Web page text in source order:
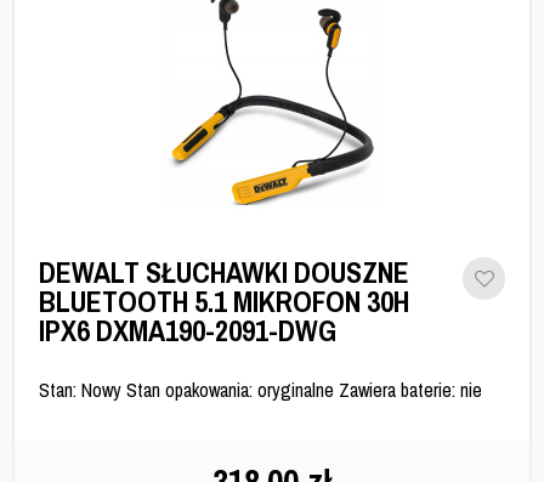
DEWALT SŁUCHAWKI DOUSZNE
BLUETOOTH 5.1 MIKROFON 30H
IPX6 DXMA190-2091-DWG
Stan: Nowy Stan opakowania: oryginalne Zawiera baterie: nie